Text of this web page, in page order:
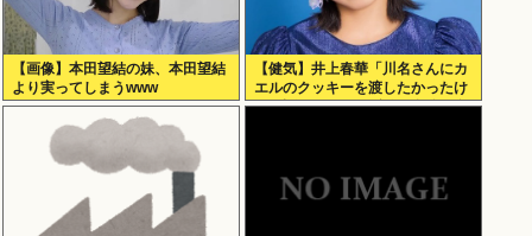
【画像】本田望結の妹、本田望結
より実ってしまうwww
【健気】井上春華「川名さんにカ
エルのクッキーを渡したかったけ
ど、話しかけられず結局自分で食